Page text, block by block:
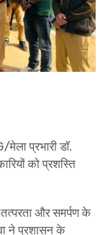
प्रभारी डॉ.
को प्रशस्ति
और समर्पण के
ने प्रशासन के